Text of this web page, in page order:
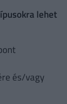
lehet
és/vagy